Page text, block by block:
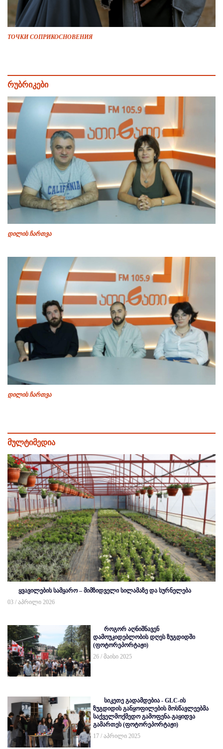
ТОЧКИ СОПРИКОСНОВЕНИЯ
რუბრიკები
დილის ჩართვა
დილის ჩართვა
მულტიმედია
ყვავილების სამყარო – მიმზიდველი სილამაზე და სურნელება
03 / აპრილი 2026
როგორ აღნიშნავენ
დამოუკიდებლობის დღეს ზუგდიდში
(ფოტორეპორტაჟი)
26 / მაისი 2025
სიკეთე გადამდებია - GLC-ის
ზუგდიდის განყოფილების მოსწავლეებმა
საქველმოქმედო გამოფენა-გაყიდვა
გამართეს (ფოტორეპორტაჟი)
17 / აპრილი 2025